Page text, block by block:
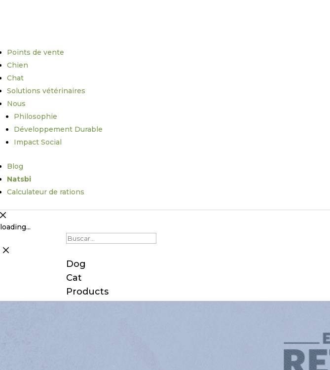
Points de vente
Chien
Chat
Solutions vétérinaires
Nous
Philosophie
Développement Durable
Impact Social
Blog
Natsbi
Calculateur de rations
loading...
Dog
Cat
Products